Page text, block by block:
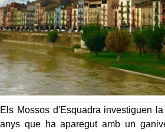
Els Mossos d'Esquadra investiguen
anys que ha aparegut amb un